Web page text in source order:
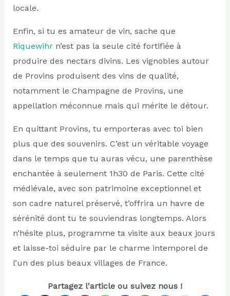
locale.
Enfin, si tu es amateur de vin, sache que
Riquewihrn’est pas la seule cité fortifiée à
produire des nectars divins. Les vignobles autour
de Provins produisent des vins de qualité,
notamment le Champagne de Provins, une
appellation méconnue mais qui mérite le détour.
En quittant Provins, tu emporteras avec toi bien
plus que des souvenirs. C’est un véritable voyage
dans le temps que tu auras vécu, une parenthèse
enchantée à seulement 1h30 de Paris. Cette cité
médiévale, avec son patrimoine exceptionnel et
son cadre naturel préservé, t’offrira un havre de
sérénité dont tu te souviendras longtemps. Alors
n’hésite plus, programme ta visite aux beaux jours
et laisse-toi séduire par le charme intemporel de
l’un des plus beaux villages de France.
Partagez l'article ou suivez nous !